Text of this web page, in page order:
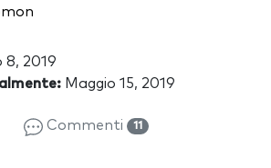
8, 2019
Maggio 15, 2019
Commenti 11